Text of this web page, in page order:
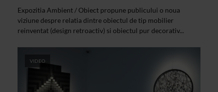
Expozitia Ambient / Obiect propune publicului o noua
viziune despre relatia dintre obiectul de tip mobilier
reinventat (design retroactiv) si obiectul pur decorativ...
VIDEO